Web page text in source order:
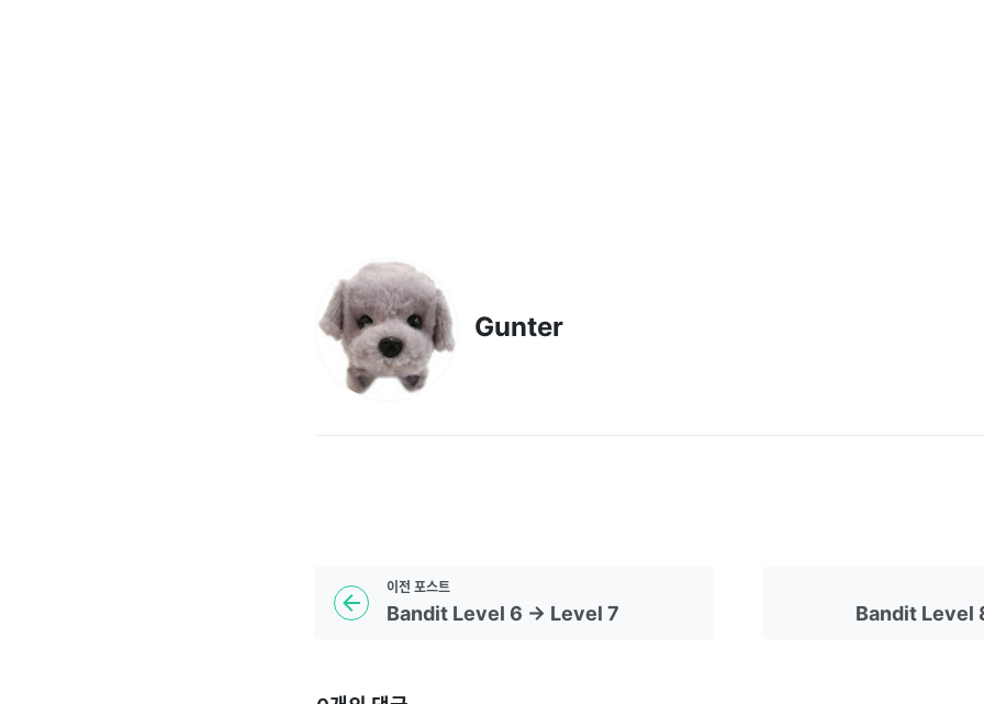
Gunter
이전 포스트
Bandit Level 6 -> Level 7 Bandit Level